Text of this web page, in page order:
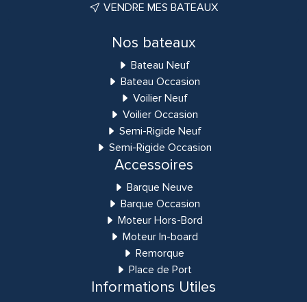
VENDRE MES BATEAUX
Nos bateaux
Bateau Neuf
Bateau Occasion
Voilier Neuf
Voilier Occasion
Semi-Rigide Neuf
Semi-Rigide Occasion
Accessoires
Barque Neuve
Barque Occasion
Moteur Hors-Bord
Moteur In-board
Remorque
Place de Port
Informations Utiles